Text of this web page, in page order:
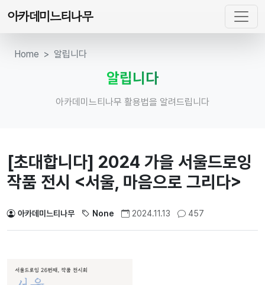
아카데미느티나무
Home 알립니다
알립니다
아카데미느티나무 활용법을 알려드립니다
[초대합니다] 2024 가을 서울드로잉
작품 전시 <서울, 마음으로 그리다>
아카데미느티나무 None 2024.11.13 457